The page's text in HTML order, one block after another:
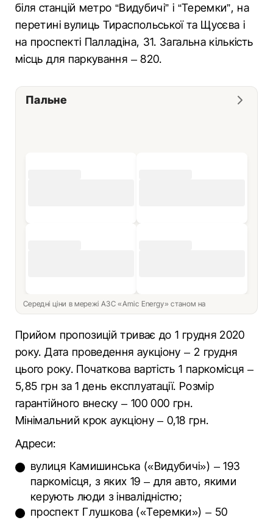
біля станцій метро “Видубичі” і “Теремки”, на
перетині вулиць Тираспольської та Щусєва і
на проспекті Палладіна, 31. Загальна кількість
місць для паркування – 820.
Пальне
Середні ціни в мережі АЗС «Amic Energy» станом на
Прийом пропозицій триває до 1 грудня 2020
року. Дата проведення аукціону – 2 грудня
цього року. Початкова вартість 1 паркомісця –
5,85 грн за 1 день експлуатації. Розмір
гарантійного внеску – 100 000 грн.
Мінімальний крок аукціону – 0,18 грн.
Адреси:
вулиця Камишинська («Видубичі») – 193
паркомісця, з яких 19 – для авто, якими
керують люди з інвалідністю;
проспект Глушкова («Теремки») – 50